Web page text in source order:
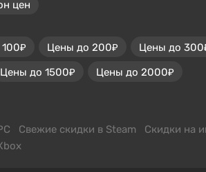
цен
Цены до 200₽ Цены до
Цены до 1500₽ Цены до 2000₽
Свежие скидки в Steam Скидки на